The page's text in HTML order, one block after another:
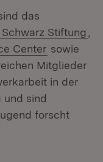
das
Stiftung
Center (Öffnet in
sowie
neuem Fenster)
Mitglieder
in der
und sind
forscht